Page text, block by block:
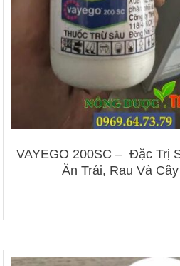
VAYEGO 200SC – Đặc Trị
Ăn Trái, Rau Và